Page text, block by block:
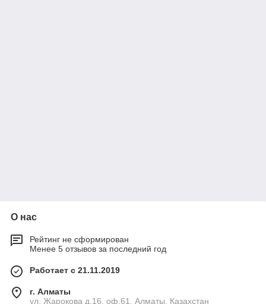
О нас
Рейтинг не сформирован
Менее 5 отзывов за последний год
Работает с 21.11.2019
г. Алматы
ул. Жарокова д.16, оф.61, Алматы, Казахстан